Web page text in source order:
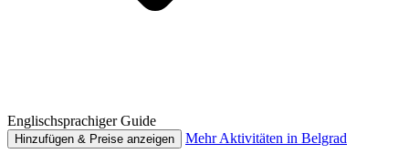
Englischsprachiger Guide
Hinzufügen & Preise anzeigen Mehr Aktivitäten in Belgrad